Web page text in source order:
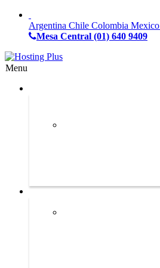
Argentina Chile Colombia Mexico
Mesa Central (01) 640 9409
Menu